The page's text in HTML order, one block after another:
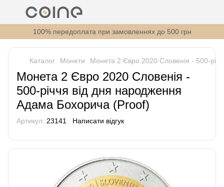
100% передоплата при замовленнях до 500 грн
Каталог Монети Монета 2 Євро 2020 Словенія - 500-
Монета 2 Євро 2020 Словенія -
500-річчя від дня народження
Адама Бохорича (Proof)
Артикул: 23141 Написати відгук